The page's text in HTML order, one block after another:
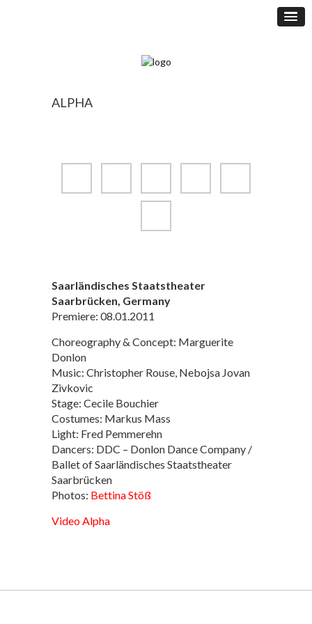
ALPHA
Saarländisches Staatstheater
Saarbrücken, Germany
Premiere: 08.01.2011
Choreography & Concept: Marguerite
Donlon
Music: Christopher Rouse, Nebojsa Jovan
Zivkovic
Stage: Cecile Bouchier
Costumes: Markus Mass
Light: Fred Pemmerehn
Dancers: DDC – Donlon Dance Company /
Ballet of Saarländisches Staatstheater
Saarbrücken
Photos: Bettina Stöß
Video Alpha